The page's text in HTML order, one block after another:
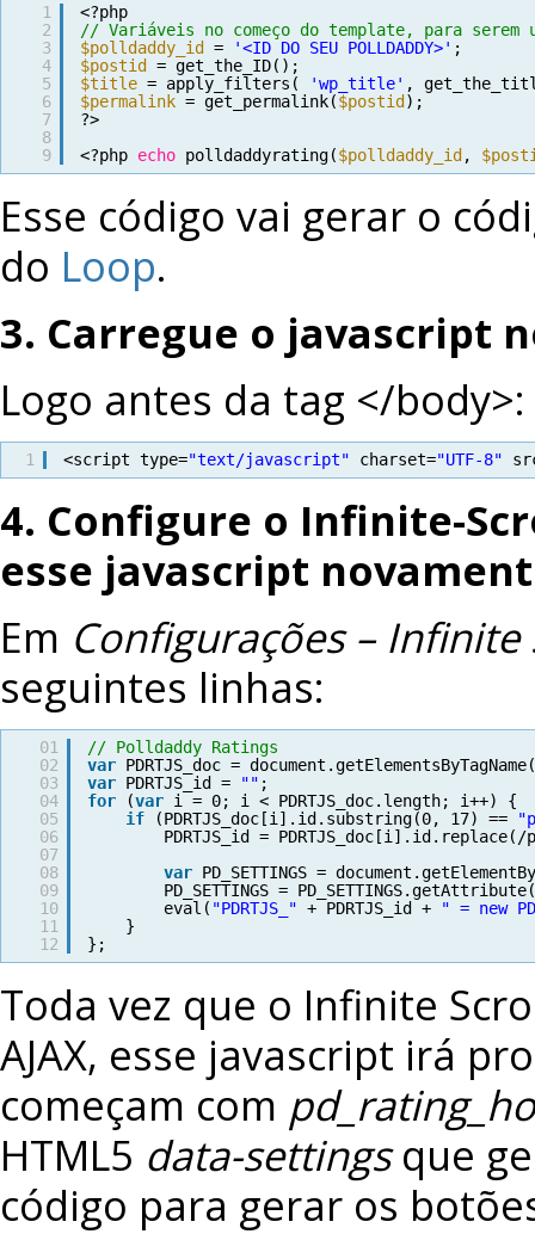
1
2
3
4
5
6
7
8
9
<?php
// Variáveis no começo do template, para serem
$polldaddy_id
= '<ID DO SEU POLLDADDY>' ;
$postid
= get_the_ID();
$title = apply_filters( 'wp_title' ,
$permalink = get_permalink($postid );
?>
<?php echo polldaddyrating($polldaddy_id ,
Esse código vai gerar o
do Loop.
3. Carregue o javascript
Logo antes da tag </body>:
1 <script type="text/javascript" charset="UTF-8"
4. Configure o Infinite-
esse javascript
Em Configurações – Infinite
seguintes linhas:
01
02
03
04
05
06
07
08
09
10
11
12
// Polldaddy Ratings
var PDRTJS_doc = document.getElementsByTagName(
var PDRTJS_id = "" ;
for
(var i = 0; i < PDRTJS_doc.length; i++) {
if
(PDRTJS_doc[i].id.substring(0, 17) ==
PDRTJS_id =
var PD_SETTINGS =
PD_SETTINGS = PD_SETTINGS.getAttribute(
eval( "PDRTJS_" + PDRTJS_id +
" = new
}
};
Toda vez que o Infinite
AJAX, esse javascript irá
começam com
HTML5 data-settingsque
código para gerar os